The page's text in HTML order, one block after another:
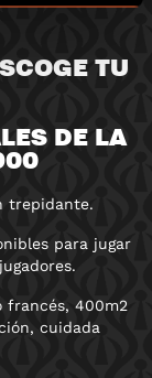
TU
DE LA
trepidante.
para jugar
francés, 400m2
cuidada